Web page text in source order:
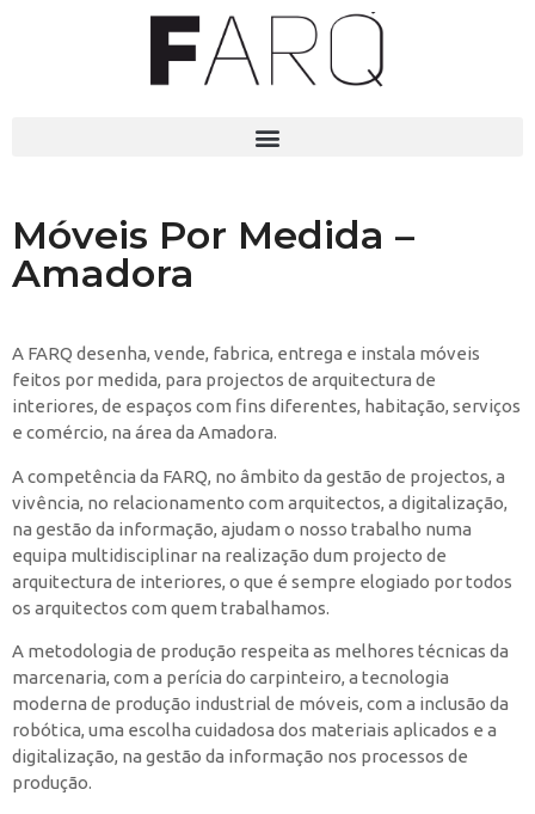
Móveis Por Medida –
Amadora
A FARQ desenha, vende, fabrica, entrega e instala móveis
feitos por medida, para projectos de arquitectura de
interiores, de espaços com fins diferentes, habitação, serviços
e comércio, na área da Amadora.
A competência da FARQ, no âmbito da gestão de projectos, a
vivência, no relacionamento com arquitectos, a digitalização,
na gestão da informação, ajudam o nosso trabalho numa
equipa multidisciplinar na realização dum projecto de
arquitectura de interiores, o que é sempre elogiado por todos
os arquitectos com quem trabalhamos.
A metodologia de produção respeita as melhores técnicas da
marcenaria, com a perícia do carpinteiro, a tecnologia
moderna de produção industrial de móveis, com a inclusão da
robótica, uma escolha cuidadosa dos materiais aplicados e a
digitalização, na gestão da informação nos processos de
produção.